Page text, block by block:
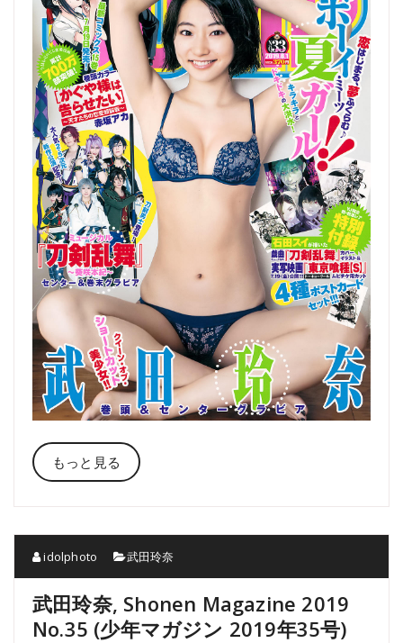
もっと見る
idolphoto 武田玲奈
武田玲奈, Shonen Magazine 2019
No.35 (少年マガジン 2019年35号)